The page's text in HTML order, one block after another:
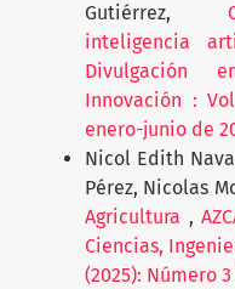
Gutiérrez,
inteligencia
Divulgación
Innovación :
enero-junio de
Nicol Edith
Pérez, Nicolas
Agricultura ,
Ciencias,
(2025): Número